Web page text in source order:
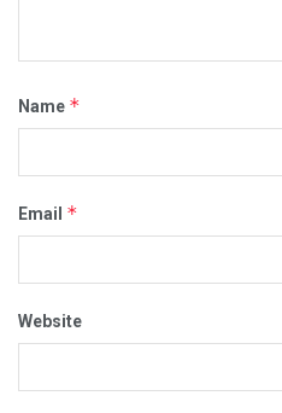
Name *
Email *
Website